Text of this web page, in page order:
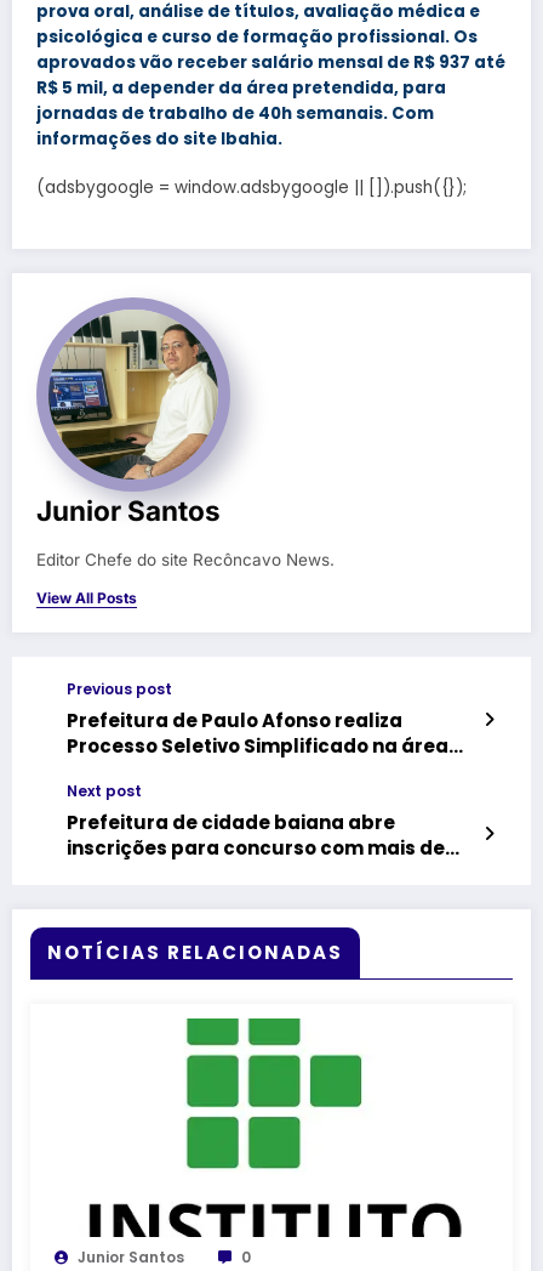
prova oral, análise de títulos, avaliação médica e
psicológica e curso de formação profissional. Os
aprovados vão receber salário mensal de R$ 937 até
R$ 5 mil, a depender da área pretendida, para
jornadas de trabalho de 40h semanais. Com
informações do site Ibahia.
(adsbygoogle = window.adsbygoogle || []).push({});
Junior Santos
Editor Chefe do site Recôncavo News.
View All Posts
Previous post
Prefeitura de Paulo Afonso realiza
Processo Seletivo Simplificado na área
Next post
Prefeitura de cidade baiana abre
inscrições para concurso com mais de
NOTÍCIAS RELACIONADAS
Junior Santos 0